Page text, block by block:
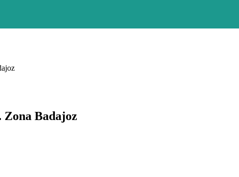
Zona Badajoz